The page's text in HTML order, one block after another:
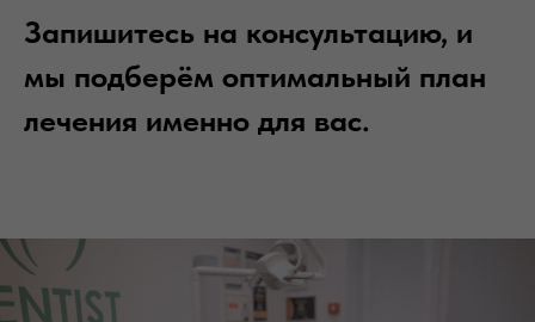
Запишитесь на консультацию, и
мы подберём оптимальный план
лечения именно для вас.